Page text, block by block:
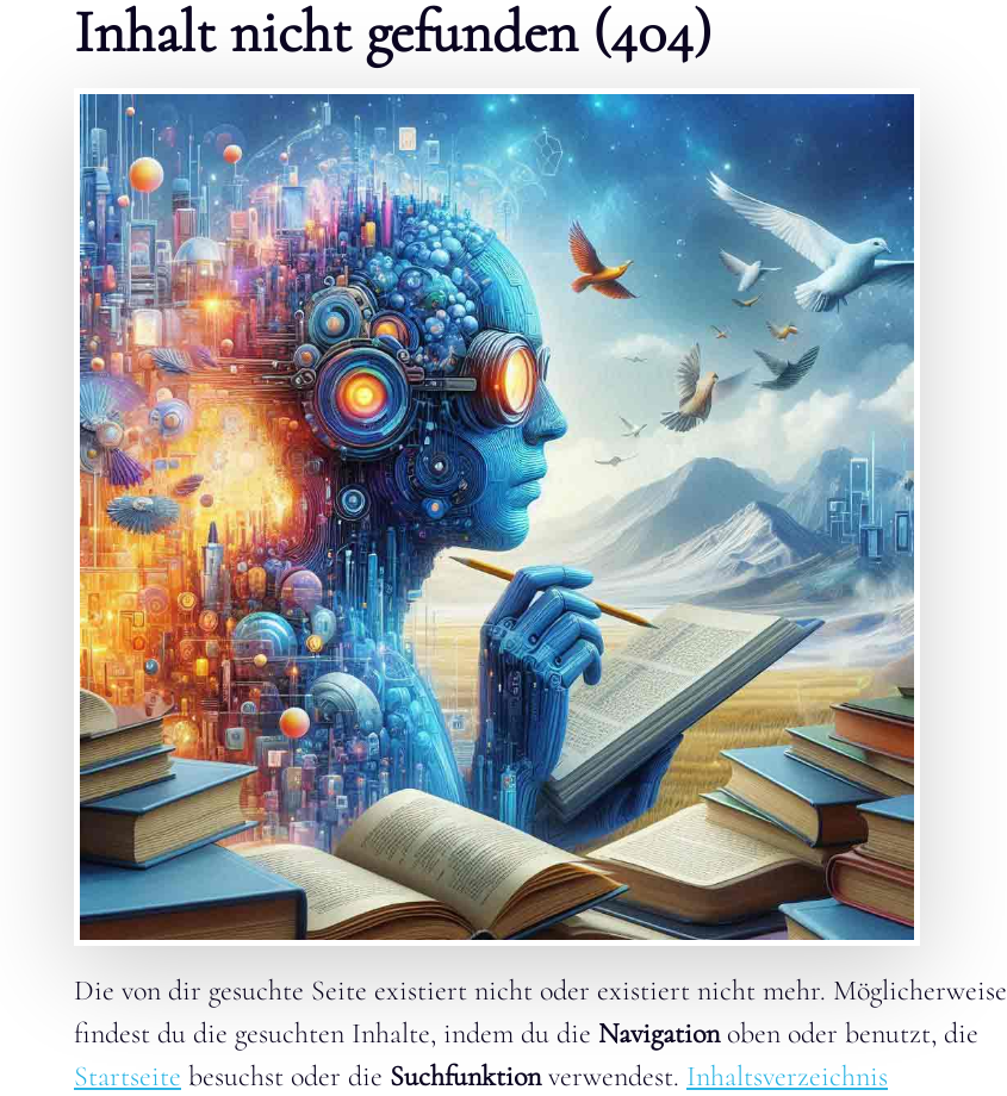
Inhalt nicht gefunden (404)
Die von dir gesuchte Seite existiert nicht oder existiert nicht mehr. Möglicherweise
findest du die gesuchten Inhalte, indem du die Navigation oben oder benutzt, die
Startseite besuchst oder die Suchfunktionverwendest. Inhaltsverzeichnis